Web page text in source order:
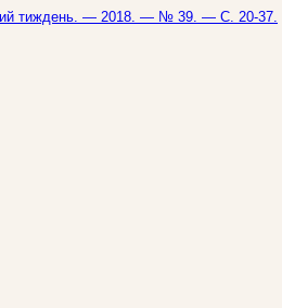
тиждень. — 2018. — № 39. — С. 20-37.